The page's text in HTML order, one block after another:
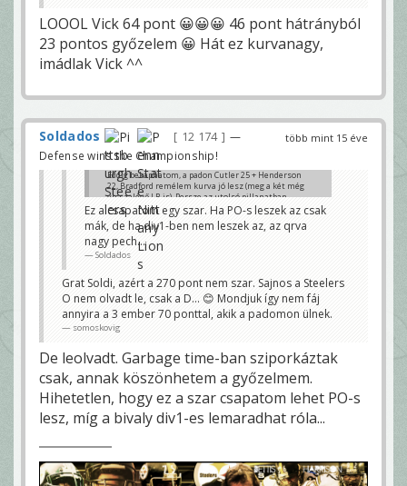
LOOOL Vick 64 pont 😀😀😀 46 pont hátrányból
23 pontos győzelem 😀 Hát ez kurvanagy,
imádlak Vick ^^
több mint 15 éve
Soldados 12 174
—
Defense wins the Championship!
Eddig bekaphatom, a padon Cutler 25 + Henderson
22, Bradford remélem kurva jó lesz (meg a két még
visszalévő LB is). Persze az utolsó pillanatban
kivettem Dez-t is Donald Brown-ért cserébe, nem
jött be... Pollard 3 pontja pedig külön öröm, eddig 3
alkalommal volt 20 pont alatt, legrosszabb 13...
Mondjuk Soldi se büszkélkedhet túlzottan, eddig
Rubin és Dhani Jones tartják meccsben, de ezt a
Mendenhall + Wallace Soldinál vannak). Azért a
DeSean - Timmons - Bradley triótól sok pont fog
kelleni.
somoskovig
Ez a csapatom egy szar. Ha PO-s leszek az csak
mák, de ha div1-ben nem leszek az, az qrva
nagy pech...
Soldados
Grat Soldi, azért a 270 pont nem szar. Sajnos a Steelers
O nem olvadt le, csak a D... 😊 Mondjuk így nem fáj
annyira a 3 ember 70 ponttal, akik a padomon ülnek.
somoskovig
De leolvadt. Garbage time-ban sziporkáztak
csak, annak köszönhetem a győzelmem.
Hihetetlen, hogy ez a szar csapatom lehet PO-s
lesz, míg a bivaly div1-es lemaradhat róla...